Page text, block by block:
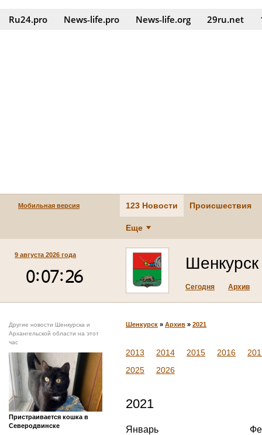
Ru24.pro News‑life.pro News‑life.org 29ru.net
Мобильная версия 123 Новости Происшествия
Еще
9 августа 2026 года Шенкурск
Сегодня Архив
Другие новости Шенкурска и
Архангельской области на этот
час
Пристраивается кошка в
Северодвинске
Шенкурск » Архив » 2021
2013 2014 2015 2016
2025
2026
2021
Январь